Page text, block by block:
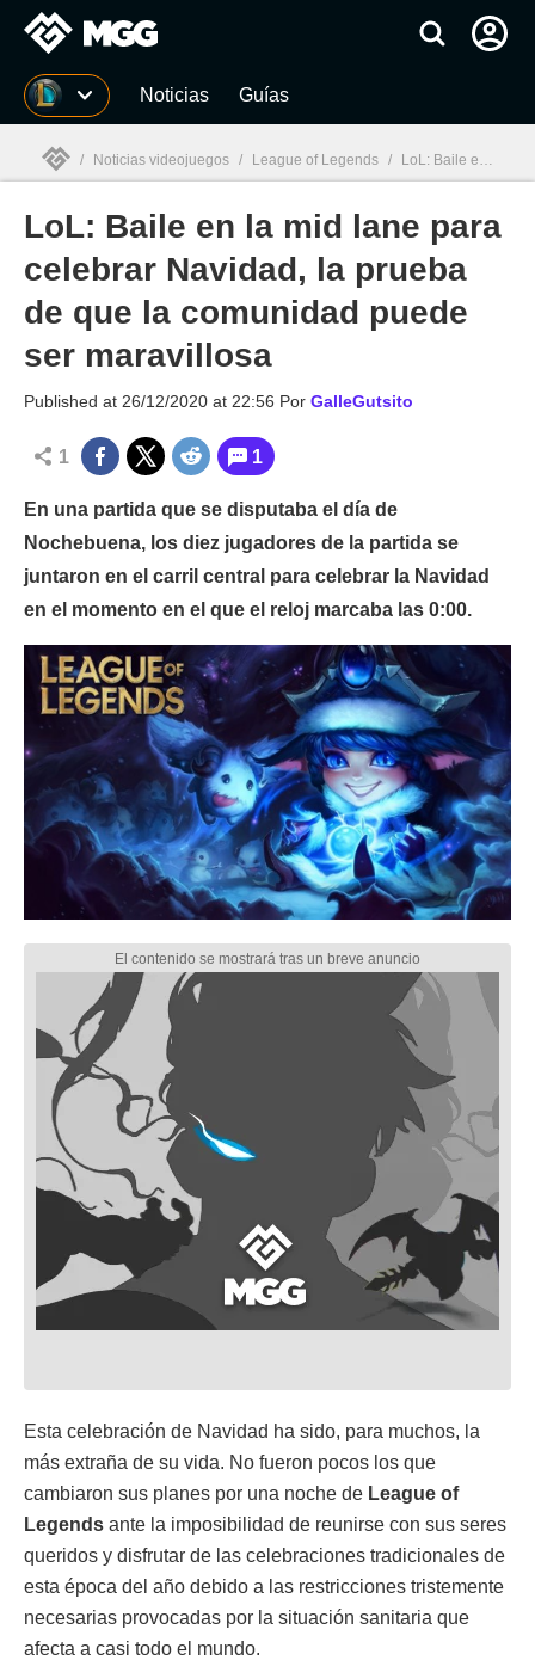
MGG Noticias Guías
MGG
/ Noticias videojuegos / League of Legends / LoL: Baile en la mid lane para celebrar Navidad, la prueba de que la comunidad puede ser maravillosa
LoL: Baile en la mid lane para
celebrar Navidad, la prueba
de que la comunidad puede
ser maravillosa
Published at 26/12/2020 at 22:56 Por GalleGutsito
1 1
En una partida que se disputaba el día de
Nochebuena, los diez jugadores de la partida se
juntaron en el carril central para celebrar la Navidad
en el momento en el que el reloj marcaba las 0:00.
Esta celebración de Navidad ha sido, para muchos, la
más extraña de su vida. No fueron pocos los que
cambiaron sus planes por una noche de League of
Legends ante la imposibilidad de reunirse con sus seres
queridos y disfrutar de las celebraciones tradicionales de
esta época del año debido a las restricciones tristemente
necesarias provocadas por la situación sanitaria que
afecta a casi todo el mundo.